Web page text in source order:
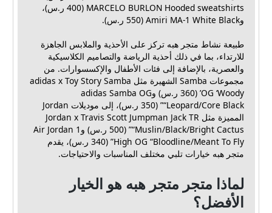
MARCELO BURLON Hooded sweatshirts (400 ر.س)،
وAmiri MA-1 White Black (550 ر.س).
طبيعة نشاط متجر هبه تركز على الأحذية والملابس الجاهزة
للارتداء، بما في ذلك أحذية الرياضة والتصاميم الكلاسيكية
والعصرية، بالإضافة إلى فئات الأطفال والإكسسوارات. من
مجموعات Samba الشهيرة مثل adidas x Toy Story Samba
OG ‘Woody’ (360 ر.س) وadidas Samba OG
“Leopard/Core Black” (350 ر.س)، إلى موديلات Jordan
المميزة مثل Jordan x Travis Scott Jumpman Jack TR
“Muslin/Black/Bright Cactus” (500 ر.س) وAir Jordan 1
High OG “Bloodline/Meant To Fly” (340 ر.س)، يقدم
متجر هبه خيارات تلبي مختلف المناسبات والاحتياجات.
لماذا متجر متجر هبه هو الخيار
الأفضل؟